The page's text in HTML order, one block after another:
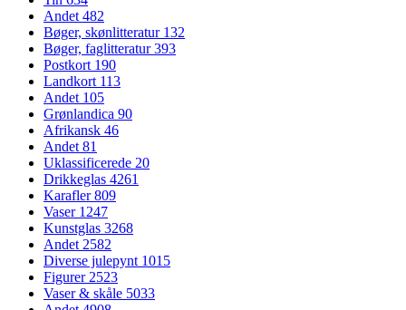
Andet482
Bøger, skønlitteratur 132
Bøger, faglitteratur393
Postkort 190
Landkort 113
Andet 105
Grønlandica 90
Afrikansk 46
Andet81
Uklassificerede 20
Drikkeglas 4261
Karafler809
Vaser 1247
Kunstglas 3268
Andet2582
Diverse julepynt 1015
Figurer2523
Vaser & skåle 5033